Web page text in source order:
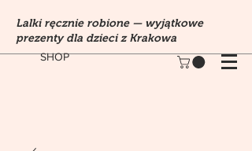
SHOP
Lalki ręcznie robione — wyjątkowe
prezenty dla dzieci z Krakowa